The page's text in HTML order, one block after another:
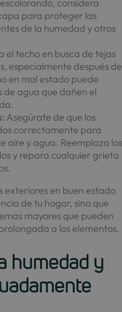
considera
para proteger las
de la humedad y otros
el techo en busca de tejas
especialmente después de
en mal estado puede
agua que dañen el
Asegúrate de que los
correctamente para
aire y agua. Reemplaza
y repara cualquier grieta
exteriores en buen estado
de tu hogar, sino que
mayores que pueden
a los elementos.
humedad y